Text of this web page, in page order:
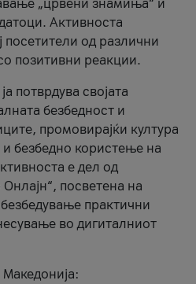
„црвени знамиња“ и
Активноста
посетители од различни
позитивни реакции.
потврдува својата
безбедност и
промовирајќи култура
безбедно користење на
е дел од
посветена на
практични
во дигиталниот